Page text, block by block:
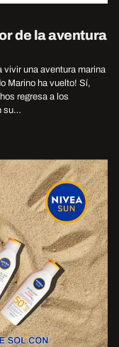
de la aventura
vivir una aventura marina
Marino ha vuelto! Sí,
regresa a los
su…